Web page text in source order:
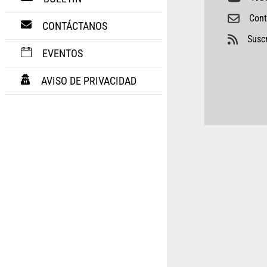
CONTÁCTANOS
EVENTOS
AVISO DE PRIVACIDAD